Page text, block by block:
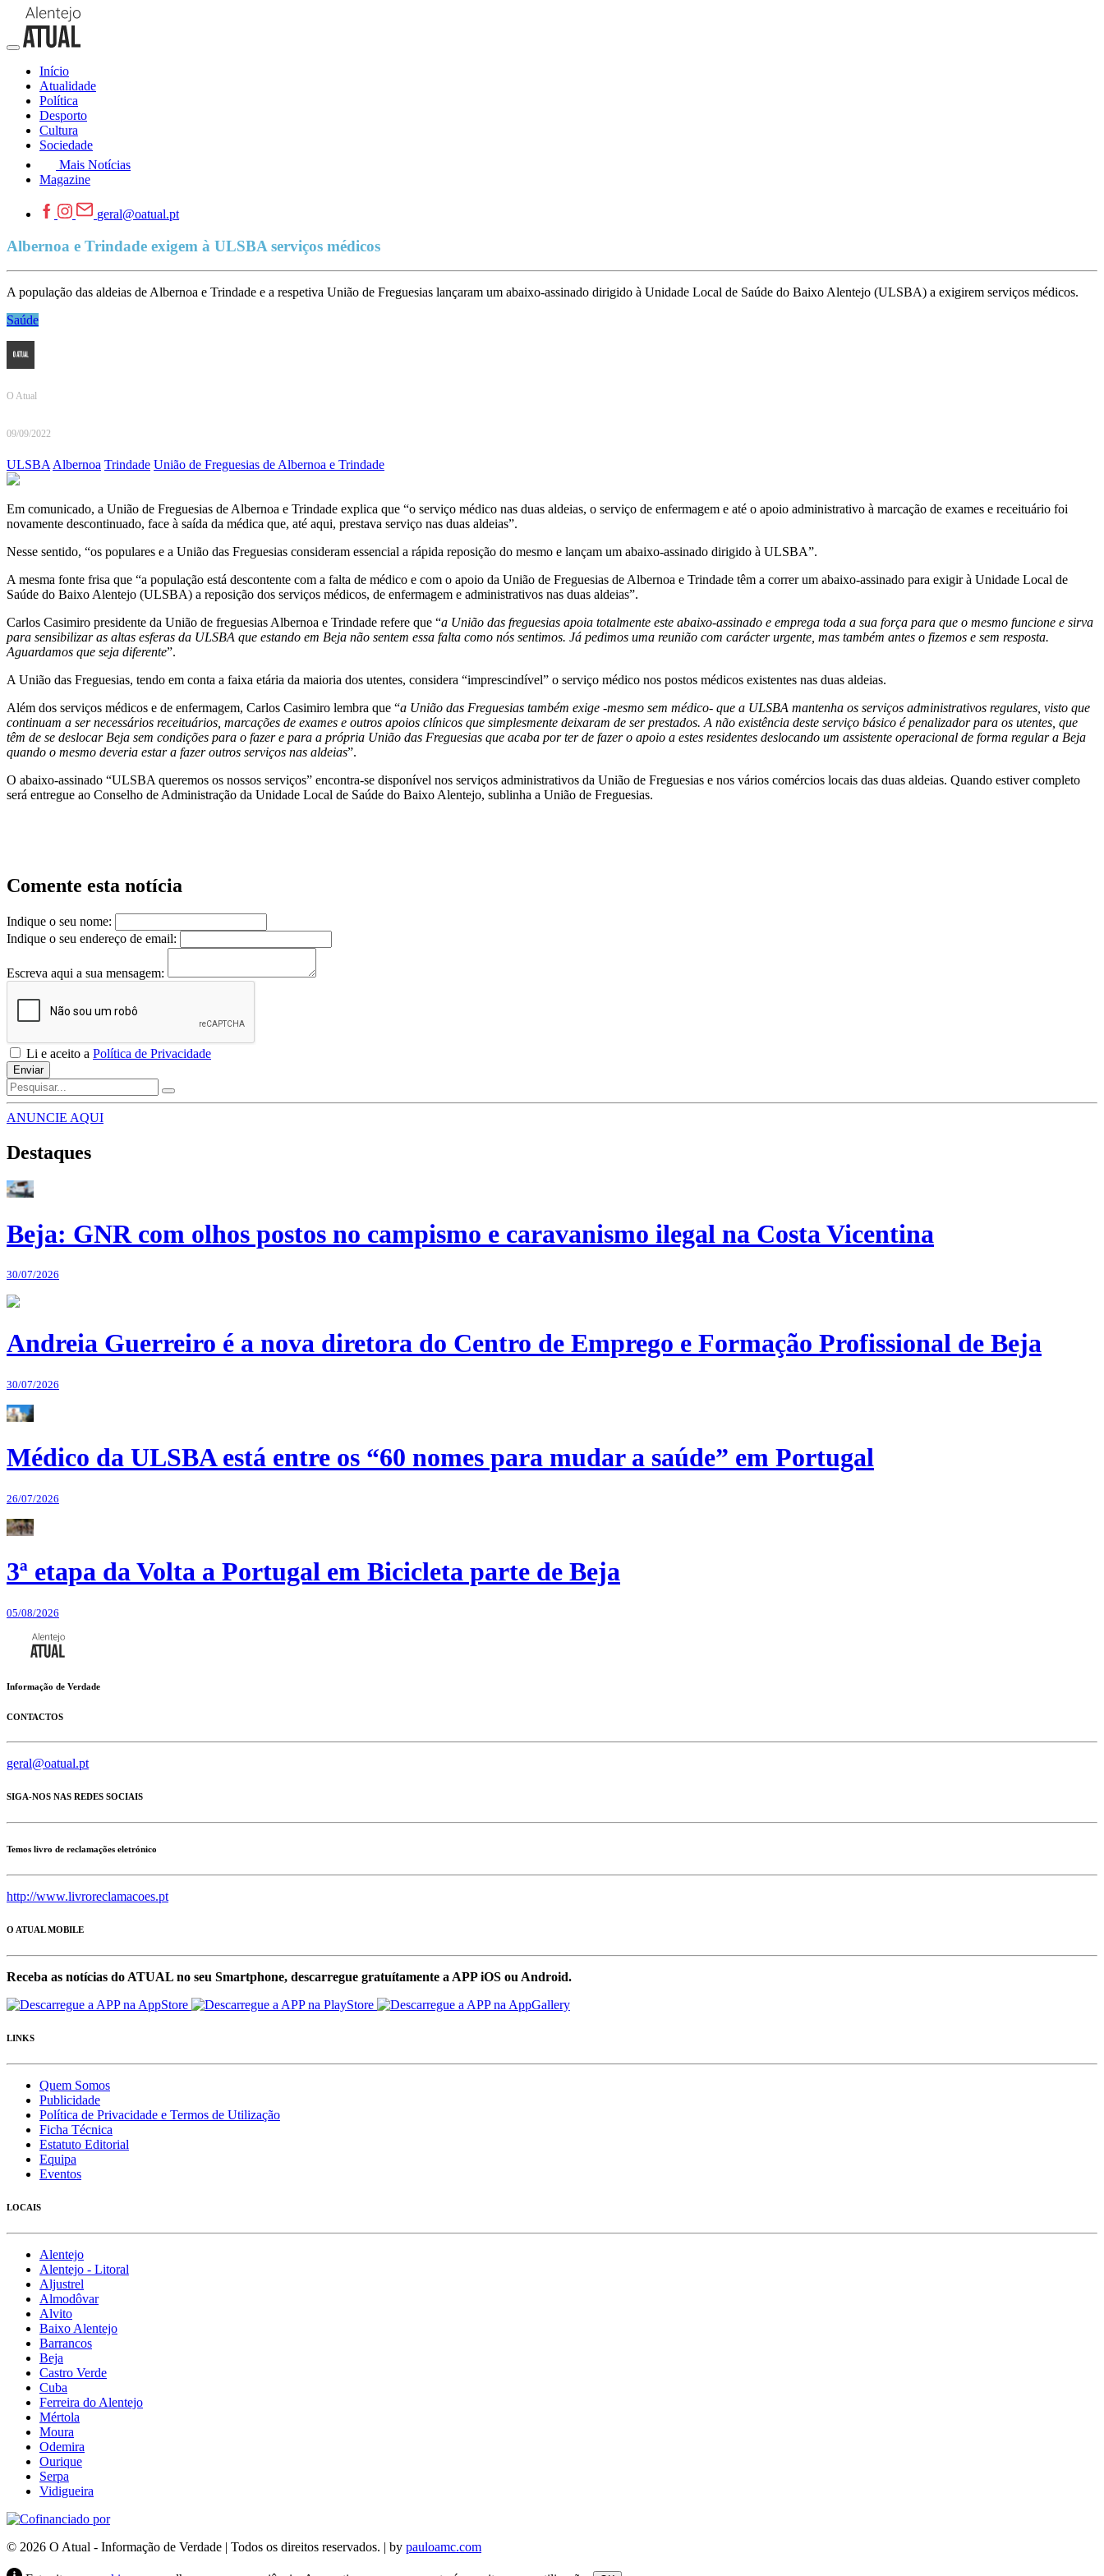
Início
Atualidade
Política
Desporto
Cultura
Sociedade
Mais Notícias
Magazine
geral@oatual.pt
Albernoa e Trindade exigem à ULSBA serviços médicos
A população das aldeias de Albernoa e Trindade e a respetiva União de Freguesias lançaram um abaixo-assinado dirigido à Unidade Local de Saúde do Baixo Alentejo (ULSBA) a exigirem serviços médicos.
Saúde
O Atual
09/09/2022
ULSBAAlbernoa Trindade União de Freguesias de Albernoa e Trindade
Em comunicado, a União de Freguesias de Albernoa e Trindade explica que “o serviço médico nas duas aldeias, o serviço de enfermagem e até o apoio administrativo à marcação de exames e receituário foi
novamente descontinuado, face à saída da médica que, até aqui, prestava serviço nas duas aldeias”.
Nesse sentido, “os populares e a União das Freguesias consideram essencial a rápida reposição do mesmo e lançam um abaixo-assinado dirigido à ULSBA”.
A mesma fonte frisa que “a população está descontente com a falta de médico e com o apoio da União de Freguesias de Albernoa e Trindade têm a correr um abaixo-assinado para exigir à Unidade Local de
Saúde do Baixo Alentejo (ULSBA) a reposição dos serviços médicos, de enfermagem e administrativos nas duas aldeias”.
Carlos Casimiro presidente da União de freguesias Albernoa e Trindade refere que “a União das freguesias apoia totalmente este abaixo-assinado e emprega toda a sua força para que o mesmo funcione e sirva
para sensibilizar as altas esferas da ULSBA que estando em Beja não sentem essa falta como nós sentimos. Já pedimos uma reunião com carácter urgente, mas também antes o fizemos e sem resposta.
Aguardamos que seja diferente”.
A União das Freguesias, tendo em conta a faixa etária da maioria dos utentes, considera “imprescindível” o serviço médico nos postos médicos existentes nas duas aldeias.
Além dos serviços médicos e de enfermagem, Carlos Casimiro lembra que “a União das Freguesias também exige -mesmo sem médico- que a ULSBA mantenha os serviços administrativos regulares, visto que
continuam a ser necessários receituários, marcações de exames e outros apoios clínicos que simplesmente deixaram de ser prestados. A não existência deste serviço básico é penalizador para os utentes, que
têm de se deslocar Beja sem condições para o fazer e para a própria União das Freguesias que acaba por ter de fazer o apoio a estes residentes deslocando um assistente operacional de forma regular a Beja
quando o mesmo deveria estar a fazer outros serviços nas aldeias”.
O abaixo-assinado “ULSBA queremos os nossos serviços” encontra-se disponível nos serviços administrativos da União de Freguesias e nos vários comércios locais das duas aldeias. Quando estiver completo
será entregue ao Conselho de Administração da Unidade Local de Saúde do Baixo Alentejo, sublinha a União de Freguesias.
Comente esta notícia
Indique o seu nome:
Indique o seu endereço de email:
Escreva aqui a sua mensagem:
Li e aceito a Política de Privacidade
Enviar
ANUNCIE AQUI
Destaques
Beja: GNR com olhos postos no campismo e caravanismo ilegal na Costa Vicentina
30/07/2026
Andreia Guerreiro é a nova diretora do Centro de Emprego e Formação Profissional de Beja
30/07/2026
Médico da ULSBA está entre os “60 nomes para mudar a saúde” em Portugal
26/07/2026
3ª etapa da Volta a Portugal em Bicicleta parte de Beja
05/08/2026
Informação de Verdade
CONTACTOS
geral@oatual.pt
SIGA-NOS NAS REDES SOCIAIS
Temos livro de reclamações eletrónico
http://www.livroreclamacoes.pt
O ATUAL MOBILE
Receba as notícias do ATUAL no seu Smartphone, descarregue gratuítamente a APP iOS ou Android.
LINKS
Quem Somos
Publicidade
Política de Privacidade e Termos de Utilização
Ficha Técnica
Estatuto Editorial
Equipa
Eventos
LOCAIS
Alentejo
Alentejo - Litoral
Aljustrel
Almodôvar
Alvito
Baixo Alentejo
Barrancos
Beja
Castro Verde
Cuba
Ferreira do Alentejo
Mértola
Moura
Odemira
Ourique
Serpa
Vidigueira
© 2026 O Atual - Informação de Verdade | Todos os direitos reservados. | by pauloamc.com